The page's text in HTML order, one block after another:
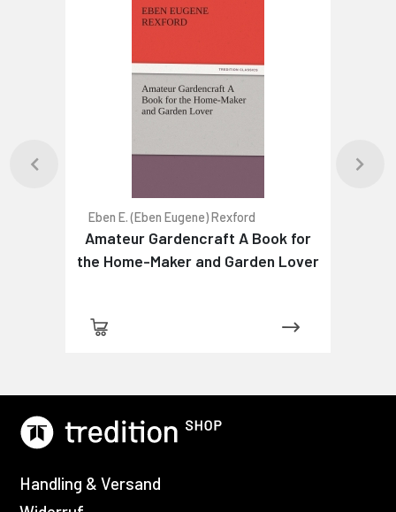
Eben E. (Eben Eugene) Rexford
Amateur Gardencraft A Book for
the Home-Maker and Garden Lover
Handling & Versand